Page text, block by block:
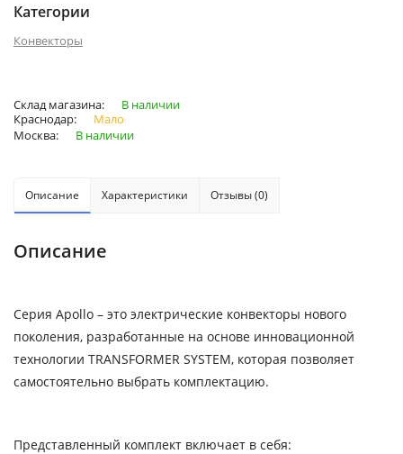
Категории
Конвекторы
Склад магазина:
В наличии
Краснодар:
Мало
Москва:
В наличии
Описание Характеристики Отзывы (0)
Описание
Серия Apollo – это электрические конвекторы нового
поколения, разработанные на основе инновационной
технологии TRANSFORMER SYSTEM, которая позволяет
самостоятельно выбрать комплектацию.
Представленный комплект включает в себя: